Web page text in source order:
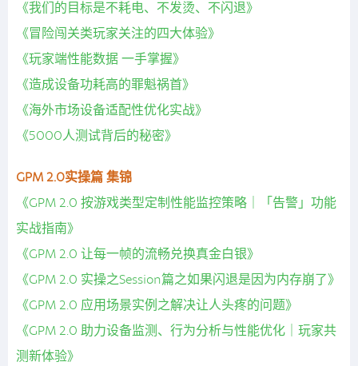
《我们的目标是不耗电、不发烫、不闪退》
《冒险闯关类玩家关注的四大体验》
《玩家端性能数据 一手掌握》
《造成设备功耗高的罪魁祸首》
《海外市场设备适配性优化实战》
《5000人测试背后的秘密》
GPM 2.0实操篇 集锦
《GPM 2.0 按游戏类型定制性能监控策略｜「告警」功能
实战指南》
《GPM 2.0 让每一帧的流畅兑换真金白银》
《GPM 2.0 实操之Session篇之如果闪退是因为内存崩了》
《GPM 2.0 应用场景实例之解决让人头疼的问题》
《GPM 2.0 助力设备监测、行为分析与性能优化｜玩家共
测新体验》